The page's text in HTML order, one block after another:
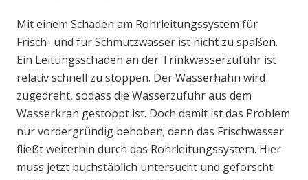
Mit einem Schaden am Rohrleitungssystem für
Frisch- und für Schmutzwasser ist nicht zu spaßen.
Ein Leitungsschaden an der Trinkwasserzufuhr ist
relativ schnell zu stoppen. Der Wasserhahn wird
zugedreht, sodass die Wasserzufuhr aus dem
Wasserkran gestoppt ist. Doch damit ist das Problem
nur vordergründig behoben; denn das Frischwasser
fließt weiterhin durch das Rohrleitungssystem. Hier
muss jetzt buchstäblich untersucht und geforscht